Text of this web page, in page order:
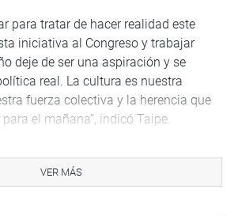
para tratar de hacer realidad este
iniciativa al Congreso y trabajar
deje de ser una aspiración y se
real. La cultura es nuestra
fuerza colectiva y la herencia que
el mañana”, indicó Taipe.
de sus celebraciones por su 61°
VER MÁS